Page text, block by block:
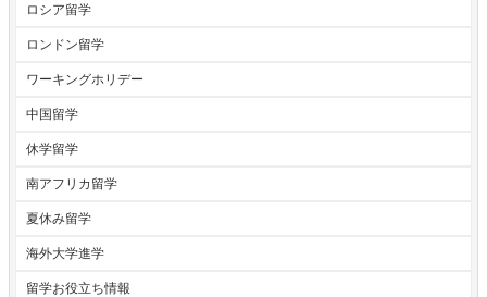
ロシア留学
ロンドン留学
ワーキングホリデー
中国留学
休学留学
南アフリカ留学
夏休み留学
海外大学進学
留学お役立ち情報